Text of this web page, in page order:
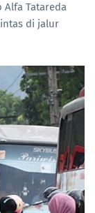
Alfa Tatareda
di jalur